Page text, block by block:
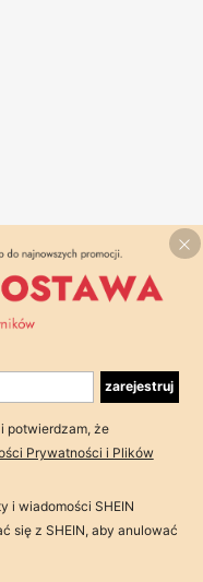
zarejestruj
i potwierdzam, że
Prywatności i Plików
i wiadomości SHEIN
się z SHEIN, aby anulować